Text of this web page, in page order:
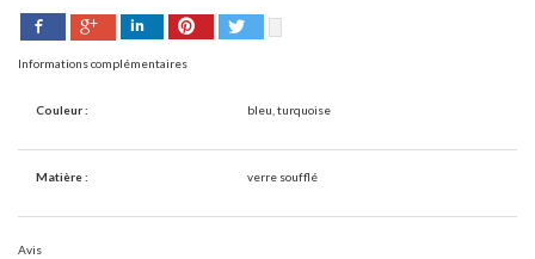
Facebook Google+ LinkedIn Pinterest
Informations complémentaires
Couleur : bleu, turquoise
Matière : verre soufflé
Avis